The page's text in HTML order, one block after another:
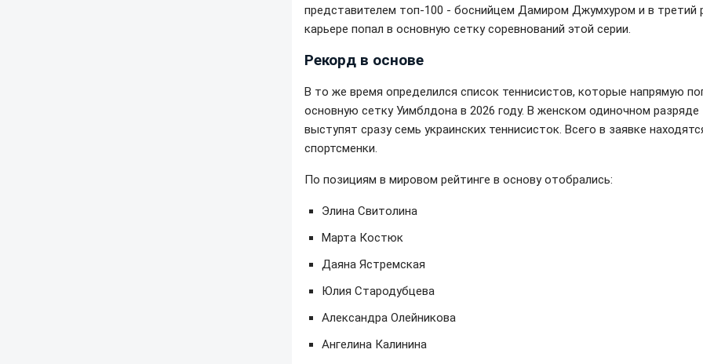
представителем топ-100 - боснийцем Дамиром Джумхуром и в третий
карьере попал в основную сетку соревнований этой серии.
Рекорд в основе
В то же время определился список теннисистов, которые напрямую
основную сетку Уимблдона в 2026 году. В женском одиночном разряде
выступят сразу семь украинских теннисисток. Всего в заявке
спортсменки.
По позициям в мировом рейтинге в основу отобрались:
Элина Свитолина
Марта Костюк
Даяна Ястремская
Юлия Стародубцева
Александра Олейникова
Ангелина Калинина